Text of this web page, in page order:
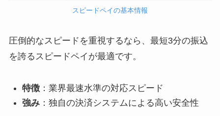
スピードペイの基本情報
圧倒的なスピードを重視するなら、最短3分の振込
を誇るスピードペイが最適です。
特徴：業界最速水準の対応スピード
強み：独自の決済システムによる高い安全性